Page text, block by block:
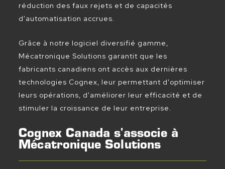
réduction des faux rejets et de capacités
d'automatisation accrues.
Grâce à notre logiciel diversifié gamme,
Mécatronique Solutions garantit que les
fabricants canadiens ont accès aux dernières
technologies Cognex, leur permettant d'optimiser
leurs opérations, d'améliorer leur efficacité et de
stimuler la croissance de leur entreprise.
Cognex Canada s'associe à
Mécatronique Solutions